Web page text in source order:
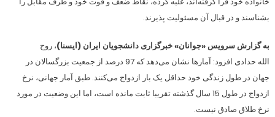
بشناسند و در قبال آن مسئولیت پذیرند.
به گزارش سرویس «جوانان» خبرگزاری دانشجویان ایران (ایسنا)، روح
الله حدادی افزود: آمارها نشان می‌دهد که 97 درصد از جمعیت بزرگسالان در
جهان در طول زندگی خود حداقل یک بار ازدواج می‌کنند. طبق آمار جهانی، نرخ
ازدواج در طول 15 سال گذشته تقریبا ثابت مانده است، اما این وضعیت در مورد
نرخ طلاق صادق نیست.